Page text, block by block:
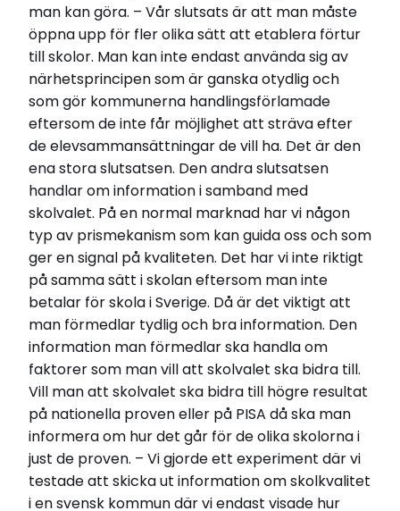
man kan göra. – Vår slutsats är att man måste
öppna upp för fler olika sätt att etablera förtur
till skolor. Man kan inte endast använda sig av
närhetsprincipen som är ganska otydlig och
som gör kommunerna handlingsförlamade
eftersom de inte får möjlighet att sträva efter
de elevsammansättningar de vill ha. Det är den
ena stora slutsatsen. Den andra slutsatsen
handlar om information i samband med
skolvalet. På en normal marknad har vi någon
typ av prismekanism som kan guida oss och som
ger en signal på kvaliteten. Det har vi inte riktigt
på samma sätt i skolan eftersom man inte
betalar för skola i Sverige. Då är det viktigt att
man förmedlar tydlig och bra information. Den
information man förmedlar ska handla om
faktorer som man vill att skolvalet ska bidra till.
Vill man att skolvalet ska bidra till högre resultat
på nationella proven eller på PISA då ska man
informera om hur det går för de olika skolorna i
just de proven. – Vi gjorde ett experiment där vi
testade att skicka ut information om skolkvalitet
i en svensk kommun där vi endast visade hur